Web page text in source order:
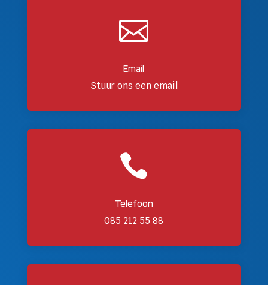

Email
Stuur ons een email

Telefoon
085 212 55 88